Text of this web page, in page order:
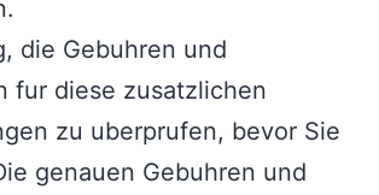
die Gebuhren und
fur diese zusatzlichen
zu uberprufen, bevor Sie
genauen Gebuhren und